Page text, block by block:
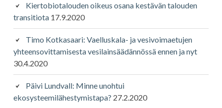
Kiertobiotalouden oikeus osana kestävän talouden
transitiota 17.9.2020
Timo Kotkasaari: Vaelluskala- ja vesivoimaetujen
yhteensovittamisesta vesilainsäädännössä ennen ja nyt
30.4.2020
Päivi Lundvall: Minne unohtui
ekosysteemilähestymistapa? 27.2.2020